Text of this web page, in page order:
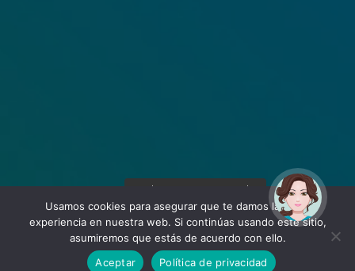
Usamos cookies para asegurar que te damos la mejor
experiencia en nuestra web. Si continúas usando este sitio,
asumiremos que estás de acuerdo con ello.
Aceptar
Política de privacidad
¡Hola! Soy Noy. ¿Puedo
ayudarte?